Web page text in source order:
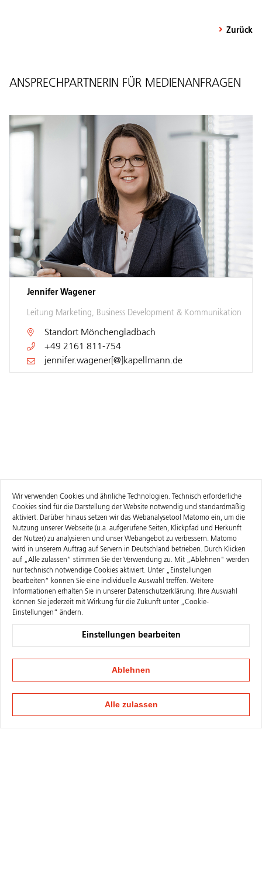
Zurück
ANSPRECHPARTNERIN FÜR MEDIENANFRAGEN
Jennifer Wagener
Leitung Marketing, Business Development & Kommunikation
Standort Mönchengladbach
+49 2161 811-754
jennifer.wagener[@]kapellmann.de
Wir verwenden Cookies und ähnliche Technologien. Technisch erforderliche
Cookies sind für die Darstellung der Website notwendig und standardmäßig
aktiviert. Darüber hinaus setzen wir das Webanalysetool Matomo ein, um die
Nutzung unserer Webseite (u.a. aufgerufene Seiten, Klickpfad und Herkunft
der Nutzer) zu analysieren und unser Webangebot zu verbessern. Matomo
wird in unserem Auftrag auf Servern in Deutschland betrieben. Durch Klicken
auf „Alle zulassen“ stimmen Sie der Verwendung zu. Mit „Ablehnen" werden
nur technisch notwendige Cookies aktiviert. Unter „Einstellungen
bearbeiten“ können Sie eine individuelle Auswahl treffen. Weitere
Informationen erhalten Sie in unserer Datenschutzerklärung. Ihre Auswahl
können Sie jederzeit mit Wirkung für die Zukunft unter „Cookie-
Einstellungen“ ändern.
Einstellungen bearbeiten
Ablehnen
Alle zulassen